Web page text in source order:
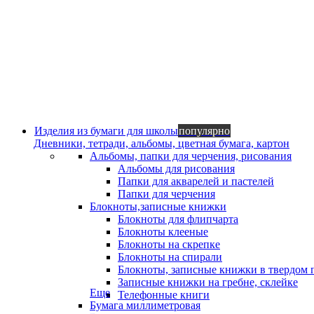
Изделия из бумаги для школыпопулярно
Дневники, тетради, альбомы, цветная бумага, картон
Альбомы, папки для черчения, рисования
Альбомы для рисования
Папки для акварелей и пастелей
Папки для черчения
Блокноты,записные книжки
Блокноты для флипчарта
Блокноты клееные
Блокноты на скрепке
Блокноты на спирали
Блокноты, записные книжки в твердом
Записные книжки на гребне, склейке
Телефонные книги
Еще
Бумага миллиметровая